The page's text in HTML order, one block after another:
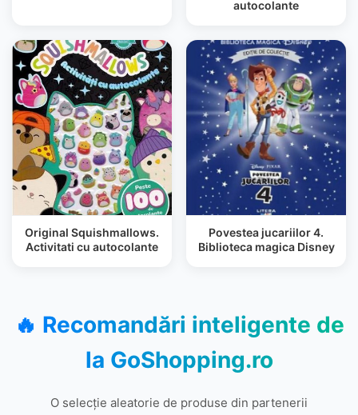
autocolante
Original Squishmallows.
Activitati cu autocolante
Povestea jucariilor 4.
Biblioteca magica Disney
🔥 Recomandări inteligente de
la GoShopping.ro
O selecție aleatorie de produse din partenerii